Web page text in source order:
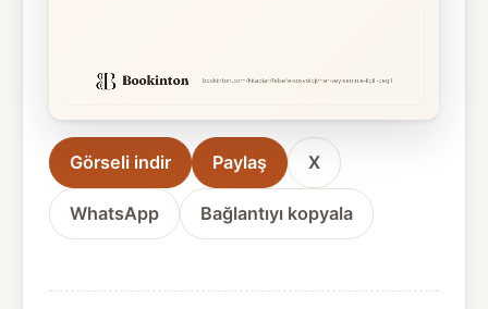
Görseli indir Paylaş X
WhatsApp Bağlantıyı kopyala